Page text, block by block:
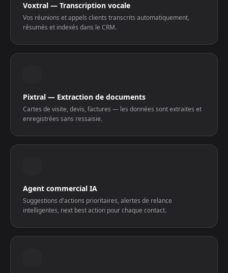
Voxtral — Transcription vocale
Vos réunions et appels clients transcrits automatiquement,
résumés et indexés dans le CRM.
Pixtral — Extraction de documents
Cartes de visite, devis, factures — les données sont extraites et
enregistrées sans ressaisie.
Agent commercial IA
Suggestions d'actions prioritaires, alertes de relance
intelligentes, next best action pour chaque contact.